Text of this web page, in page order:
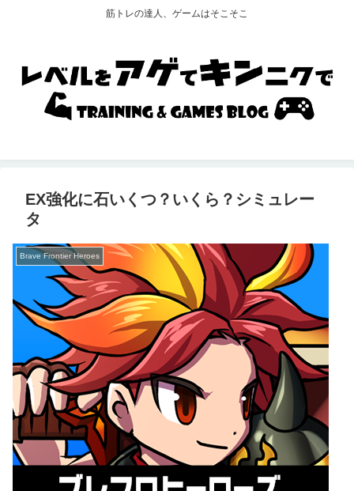
筋トレの達人、ゲームはそこそこ
EX強化に石いくつ？いくら？シミュレー
タ
Brave Frontier Heroes